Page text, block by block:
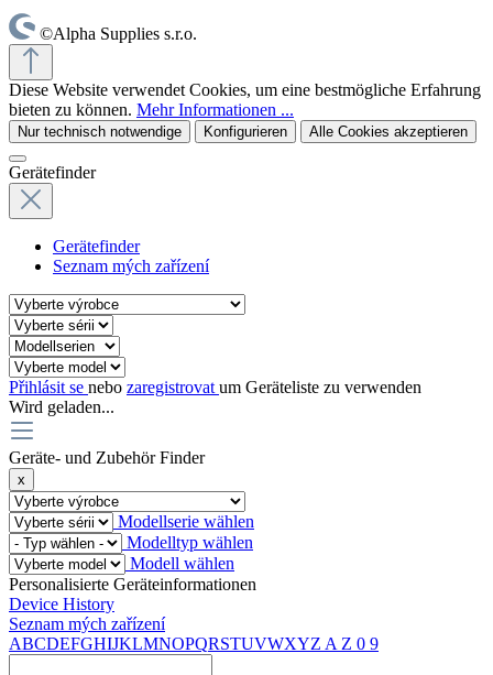
©Alpha Supplies s.r.o.
Diese Website verwendet Cookies, um eine bestmögliche Erfahrung
bieten zu können. Mehr Informationen ...
Nur technisch notwendige Konfigurieren Alle Cookies akzeptieren
Gerätefinder
Gerätefinder
Seznam mých zařízení
Přihlásit se nebo zaregistrovat um Geräteliste zu verwenden
Wird geladen...
Geräte- und Zubehör Finder
x
Modellserie wählen
Modelltyp wählen
Modell wählen
Personalisierte Geräteinformationen
Device History
Seznam mých zařízení
ABCDEFGHIJKLMNOPQRSTUVWXYZ A Z 0 9